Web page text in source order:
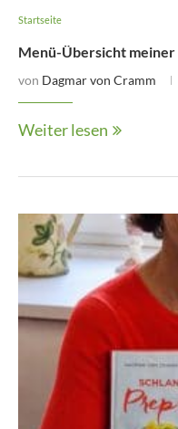
Startseite
Menü-Übersicht
von Dagmar von Cramm
Weiter lesen